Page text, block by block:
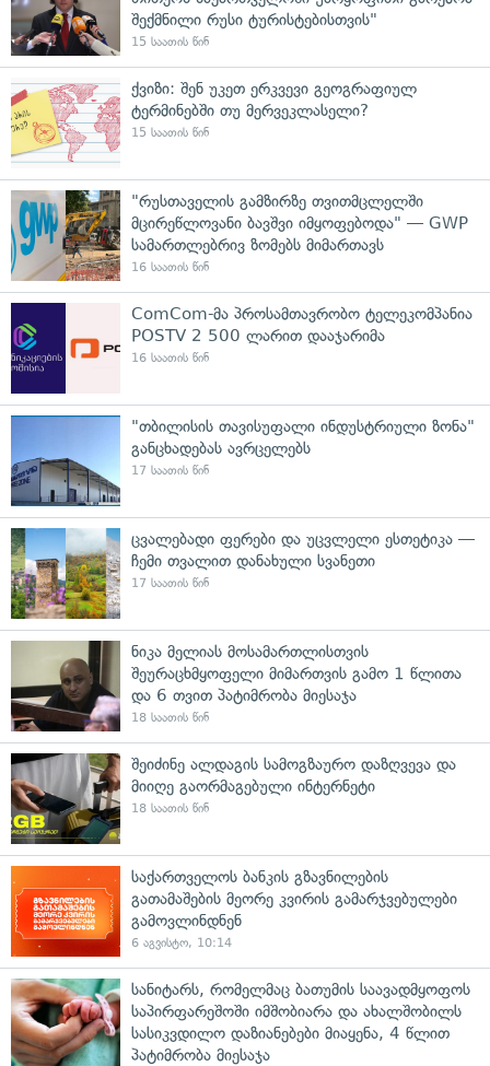
შექმნილი რუსი ტურისტებისთვის"
15 საათის წინ
ქვიზი: შენ უკეთ ერკვევი გეოგრაფიულ
ტერმინებში თუ მერვეკლასელი?
15 საათის წინ
"რუსთაველის გამზირზე თვითმცლელში
მცირეწლოვანი ბავშვი იმყოფებოდა" — GWP
სამართლებრივ ზომებს მიმართავს
16 საათის წინ
ComCom-მა პროსამთავრობო ტელეკომპანია
POSTV 2 500 ლარით დააჯარიმა
16 საათის წინ
"თბილისის თავისუფალი ინდუსტრიული ზონა"
განცხადებას ავრცელებს
17 საათის წინ
ცვალებადი ფერები და უცვლელი ესთეტიკა —
ჩემი თვალით დანახული სვანეთი
17 საათის წინ
ნიკა მელიას მოსამართლისთვის
შეურაცხმყოფელი მიმართვის გამო 1 წლითა
და 6 თვით პატიმრობა მიესაჯა
18 საათის წინ
შეიძინე ალდაგის სამოგზაურო დაზღვევა და
მიიღე გაორმაგებული ინტერნეტი
18 საათის წინ
საქართველოს ბანკის გზავნილების
გათამაშების მეორე კვირის გამარჯვებულები
გამოვლინდნენ
6 აგვისტო, 10:14
სანიტარს, რომელმაც ბათუმის საავადმყოფოს
საპირფარეშოში იმშობიარა და ახალშობილს
სასიკვდილო დაზიანებები მიაყენა, 4 წლით
პატიმრობა მიესაჯა